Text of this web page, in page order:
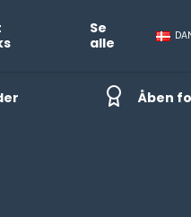
Se
alle
Åben